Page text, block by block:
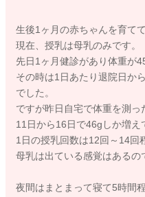
生後1ヶ月の赤ちゃんを育てて
現在、授乳は母乳のみです。
先日1ヶ月健診があり体重が
その時は1日あたり退院日か
でした。
ですが昨日自宅で体重を測っ
11日から16日で46gしか増え
1日の授乳回数は12回～14回
母乳は出ている感覚はあるの
夜間はまとまって寝て5時間